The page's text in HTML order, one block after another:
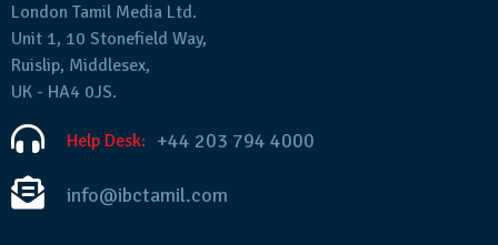
London Tamil Media Ltd.
Unit 1, 10 Stonefield Way,
Ruislip, Middlesex,
UK - HA4 0JS.
Help Desk: +44 203 794 4000
info@ibctamil.com